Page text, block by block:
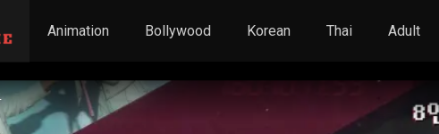
Animation Bollywood Korean Thai Adult